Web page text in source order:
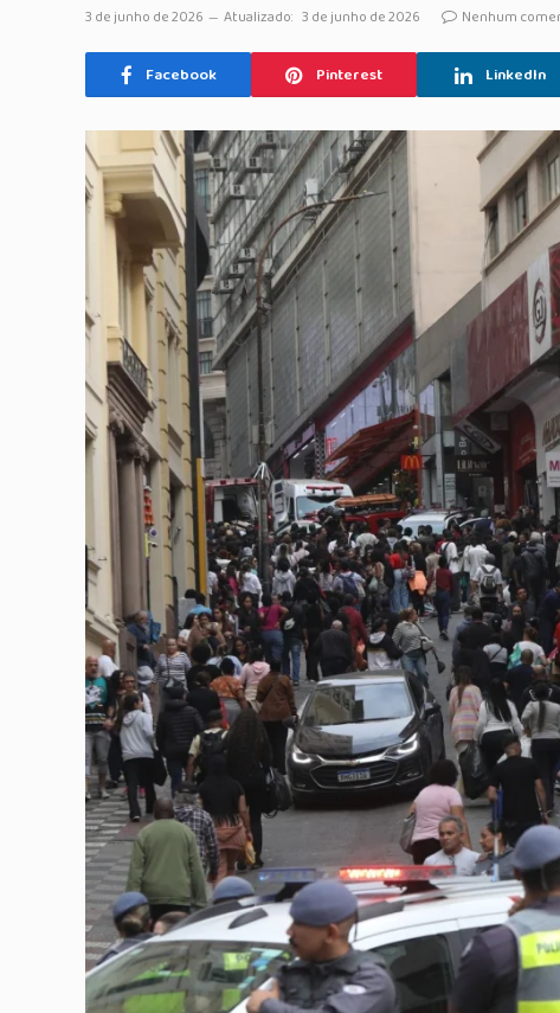
3 de junho de 2026 Atualizado: 3 de junho de 2026 Nenhum
Facebook Pinterest LinkedIn